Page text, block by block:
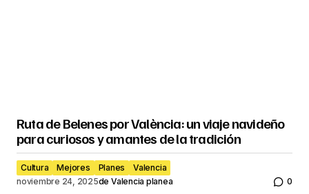
Ruta de Belenes por València: un viaje navideño
para curiosos y amantes de la tradición
Cultura Mejores Planes
Valencia
noviembre 24, 2025de Valencia planea 0